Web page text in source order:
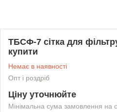
ТБСФ-7 сітка для
купити
Немає в наявності
Опт і роздріб
Ціну уточнюйте
Мінімальна сума замовлення на